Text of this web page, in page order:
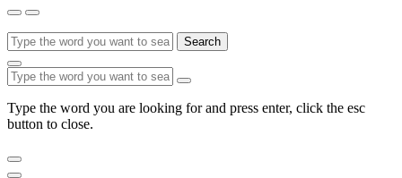
Search
Type the word you are looking for and press enter, click the esc
button to close.